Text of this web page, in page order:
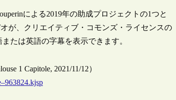
による2019年の助成プロジェクトの1つと
が、クリエイティブ・コモンズ・ライセンスの
たは英語の字幕を表示できます。
1 Capitole, 2021/11/12）